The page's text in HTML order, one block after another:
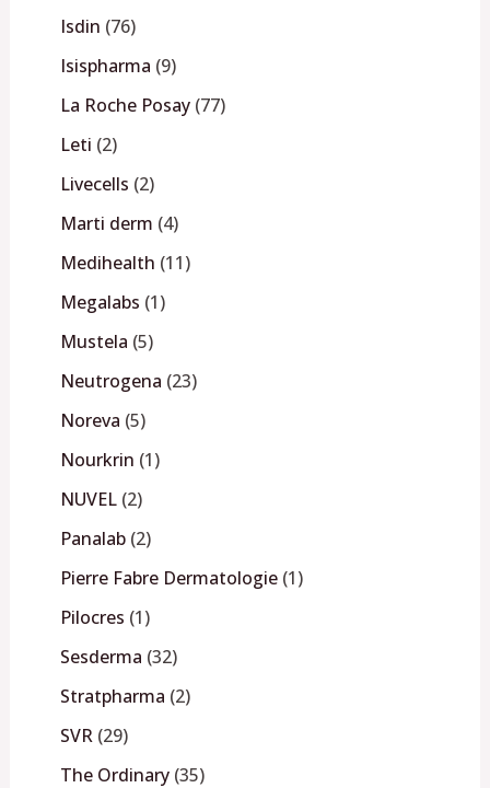
Isdin 76
Isispharma 9
La Roche Posay 77
Leti 2
Livecells 2
Marti derm 4
Medihealth 11
Megalabs 1
Mustela 5
Neutrogena 23
Noreva 5
Nourkrin 1
NUVEL 2
Panalab 2
Pierre Fabre Dermatologie 1
Pilocres 1
Sesderma 32
Stratpharma 2
SVR 29
The Ordinary 35